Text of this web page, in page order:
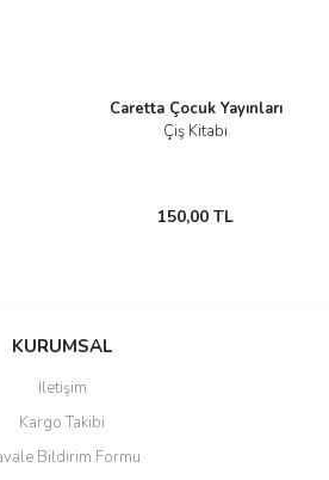
Caretta Çocuk Yayınları
Çiş Kitabı
150,00 TL
KURUMSAL
İletişim
Kargo Takibi
Bildirim Formu